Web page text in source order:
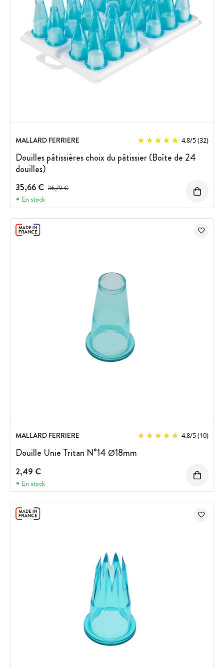
MALLARD FERRIERE 4.8/5(32)
Douilles pâtissières choix du pâtissier (Boîte de 24
douilles)
35,66 € Prix avant réduction :
36,79 €
En stock
MALLARD FERRIERE 4.8/5(10)
Douille Unie Tritan N°14 Ø18mm
2,49 €
En stock